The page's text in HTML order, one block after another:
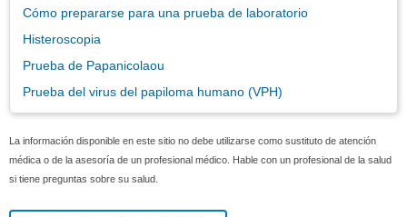
Cómo prepararse para una prueba de laboratorio
Histeroscopia
Prueba de Papanicolaou
Prueba del virus del papiloma humano (VPH)
La información disponible en este sitio no debe utilizarse como sustituto de atención
médica o de la asesoría de un profesional médico. Hable con un profesional de la salud
si tiene preguntas sobre su salud.